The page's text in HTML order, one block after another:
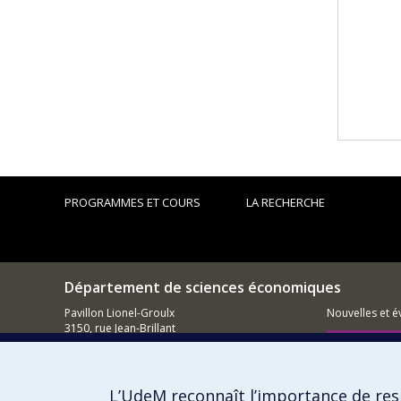
PROGRAMMES ET COURS LA RECHERCHE
Département de sciences économiques
Pavillon Lionel-Groulx
3150, rue Jean-Brillant
Montréal (QC)
Nouvelles et
Comment
L’UdeM reconnaît l’importance de